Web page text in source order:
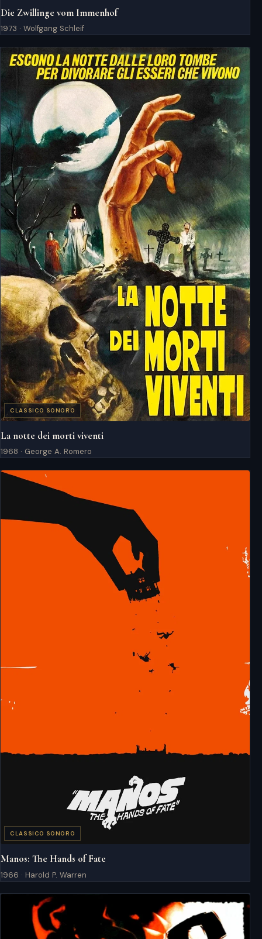
Die Zwillinge vom Immenhof
1973 · Wolfgang Schleif
CLASSICO SONORO
La notte dei morti viventi
1968 · George A. Romero
CLASSICO SONORO
Manos: The Hands of Fate
1966 · Harold P. Warren